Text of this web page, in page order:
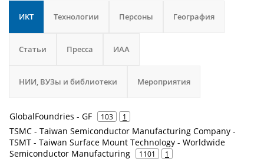
ИКТ Технологии Персоны География
Статьи Пресса ИАА
НИИ, ВУЗы и библиотеки Мероприятия
GlobalFoundries - GF 103 1
TSMC - Taiwan Semiconductor Manufacturing Company -
TSMT - Taiwan Surface Mount Technology - Worldwide
Semiconductor Manufacturing
1101 1